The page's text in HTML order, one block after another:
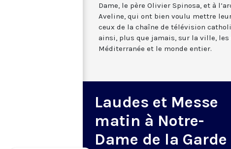
Dame, le père Olivier Spinosa, et à
Aveline, qui ont bien voulu mettre
ceux de la chaîne de télévision
ainsi, plus que jamais, sur la ville, les
Méditerranée et le monde entier.
Laudes et Messe
matin à Notre-
Dame de la Garde